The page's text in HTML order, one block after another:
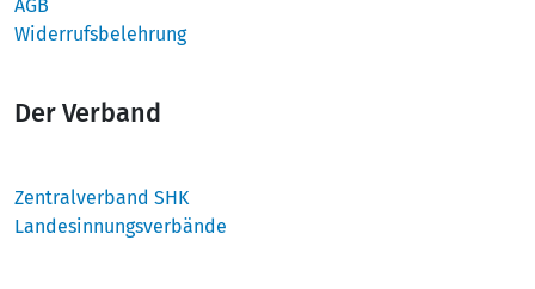
AGB
Widerrufsbelehrung
Der Verband
Zentralverband SHK
Landesinnungsverbände